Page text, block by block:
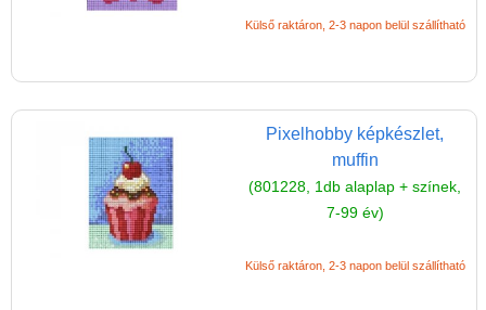
Külső raktáron, 2-3 napon belül szállítható
Pixelhobby képkészlet,
muffin
(801228, 1db alaplap + színek,
7-99 év)
Külső raktáron, 2-3 napon belül szállítható